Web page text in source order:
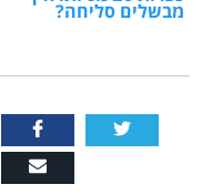
מבשלים סליחה?